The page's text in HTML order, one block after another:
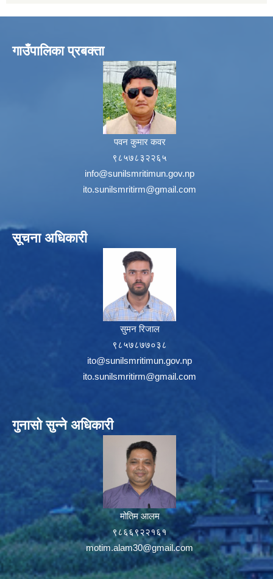
गाउँपालिका प्रबक्ता
पवन कुमार कवर
९८५७८३२२६५
info@sunilsmritimun.gov.np
ito.sunilsmritirm@gmail.com
सूचना अधिकारी
सुमन रिजाल
९८५७८७७०३८
ito@sunilsmritimun.gov.np
ito.sunilsmritirm@gmail.com
गुनासो सुन्ने अधिकारी
मोतिम आलम
९८६६९२२१६१
motim.alam30@gmail.com